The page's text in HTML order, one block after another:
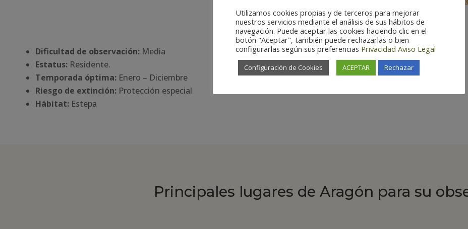
Dificultad de observación:Media
Estatus:Residente.
Temporada óptima:Enero – Diciembre
Riesgo de extinción:Protección especial
Hábitat:Estepa
Principales lugares de Aragón para su
Utilizamos cookies propias y de terceros para mejorar
nuestros servicios mediante el análisis de sus hábitos de
navegación. Puede aceptar las cookies haciendo clic en el
botón "Aceptar", también puede rechazarlas o bien
configurarlas según sus preferencias Privacidad Aviso Legal
Configuración de Cookies ACEPTAR Rechazar